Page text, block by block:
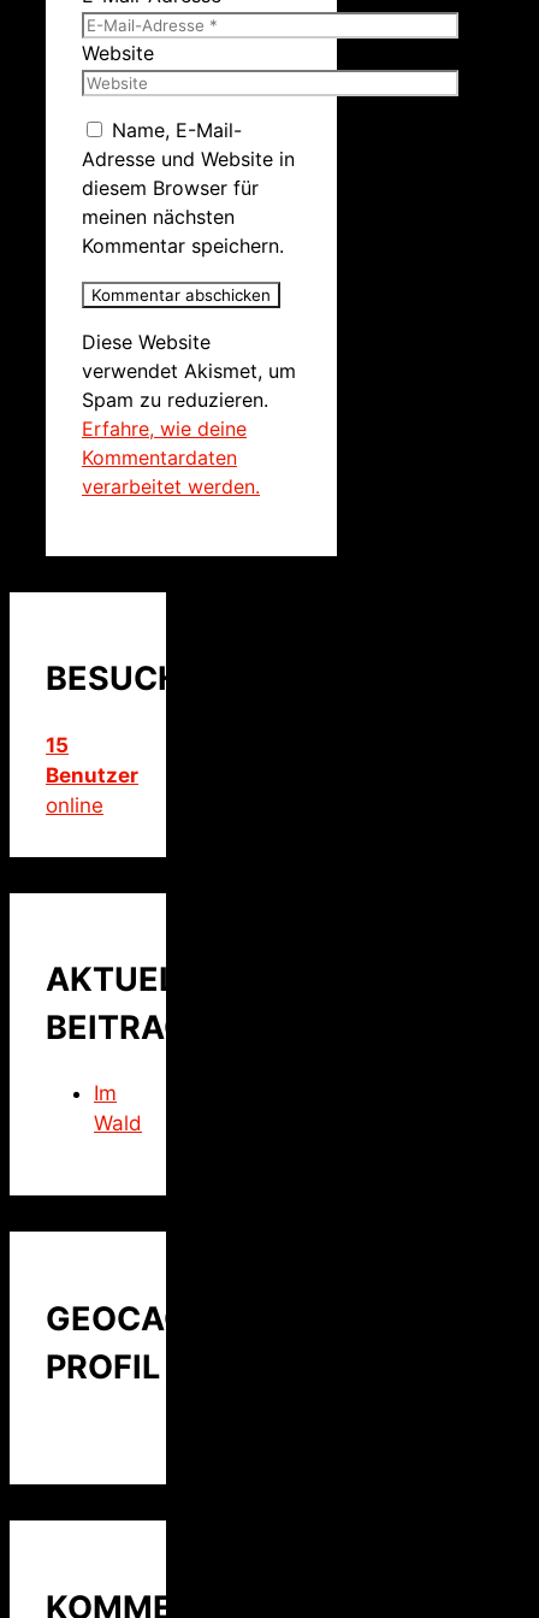
Website
Name, E-Mail-
Adresse und Website in
diesem Browser für
meinen nächsten
Kommentar speichern.
Diese Website
verwendet Akismet, um
Spam zu reduzieren.
Erfahre, wie deine
Kommentardaten
verarbeitet werden.
BESUCHER
15
Benutzer
online
AKTUELLER
BEITRAG
Im
Wald
GEOCACHING
PROFIL
KOMMENTARE